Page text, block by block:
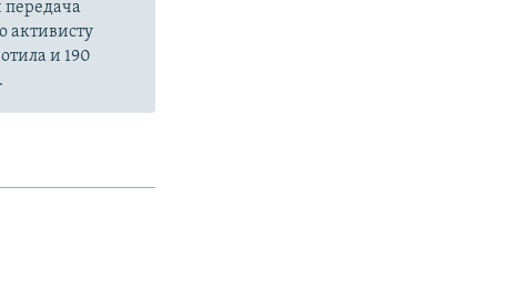
передача
активисту
и 190